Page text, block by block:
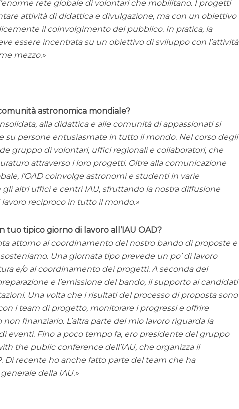
rete globale di volontari che mobilitano. I progetti
attività di didattica e divulgazione, ma con un obiettivo
il coinvolgimento del pubblico. In pratica, la
essere incentrata su un obiettivo di sviluppo con l’attività
mezzo.
astronomica mondiale?
alla didattica e alle comunità di appassionati si
su persone entusiasmate in tutto il mondo. Nel corso degli
gruppo di volontari, uffici regionali e collaboratori, che
attraverso i loro progetti. Oltre alla comunicazione
l’OAD coinvolge astronomi e studenti in varie
altri uffici e centri IAU, sfruttando la nostra diffusione
reciproco in tutto il mondo.
tuo tipico giorno di lavoro all’IAU OAD?
attorno al coordinamento del nostro bando di proposte e
Una giornata tipo prevede un po’ di lavoro
e/o al coordinamento dei progetti. A seconda del
e l’emissione del bando, il supporto ai candidati
Una volta che i risultati del processo di proposta sono
i team di progetto, monitorare i progressi e offrire
finanziario. L’altra parte del mio lavoro riguarda la
eventi. Fino a poco tempo fa, ero presidente del gruppo
the public conference dell’IAU, che organizza il
Di recente ho anche fatto parte del team che ha
della IAU.